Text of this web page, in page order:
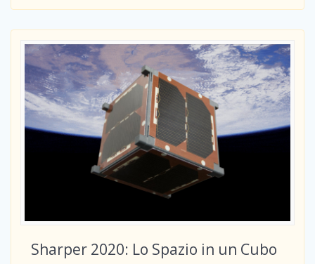
Sharper 2020: Lo Spazio in un Cubo